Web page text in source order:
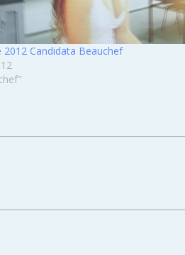
2012 Candidata Beauchef